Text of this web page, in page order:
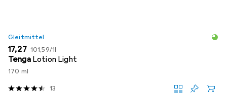
Gleitmittel
EUR
17,27 EUR
101,59/1l
Tenga Lotion Light
170 ml
13